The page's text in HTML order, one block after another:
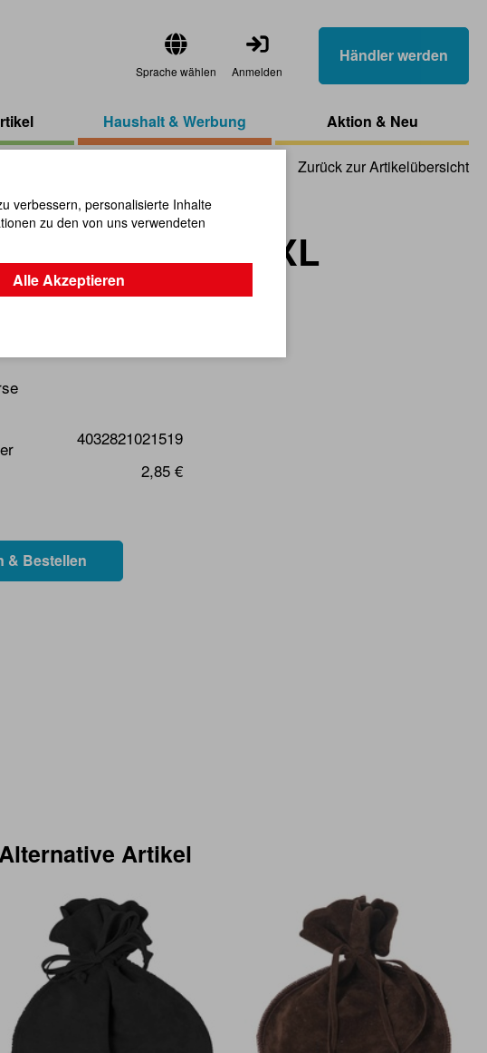
Sprache wählen Anmelden
Händler werden
Haushalt & Werbung Aktion & Neu
Zurück zur Artikelübersicht
Wildlederoptik XL
4032821021519
2,85 €
Artikel
verbessern, personalisierte Inhalte
zu den von uns verwendeten
Alle Akzeptieren